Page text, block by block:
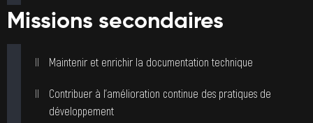
Missions secondaires
Maintenir et enrichir la documentation technique
Contribuer à l’amélioration continue des pratiques de
développement